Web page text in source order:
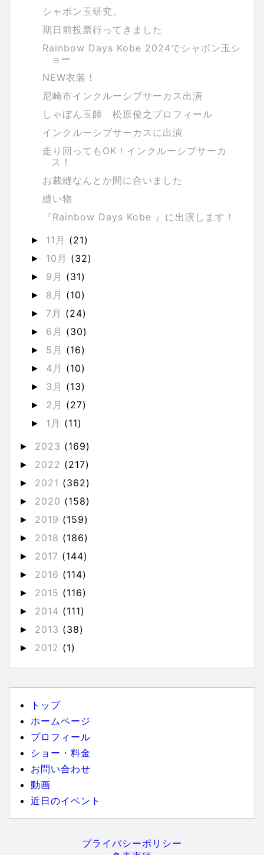
シャボン玉研究。
期日前投票行ってきました
Rainbow Days Kobe 2024でシャボン玉シ
ョー
NEW衣装！
尼崎市インクルーシブサーカス出演
しゃぼん玉師 松原俊之プロフィール
インクルーシブサーカスに出演
走り回ってもOK！インクルーシブサーカ
ス！
お裁縫なんとか間に合いました
縫い物
『Rainbow Days Kobe 』に出演します！
► 11月 (21)
► 10月 (32)
► 9月 (31)
► 8月 (10)
► 7月 (24)
► 6月 (30)
► 5月 (16)
► 4月 (10)
► 3月 (13)
► 2月 (27)
► 1月 (11)
► 2023 (169)
► 2022 (217)
► 2021 (362)
► 2020 (158)
► 2019 (159)
► 2018 (186)
► 2017 (144)
► 2016 (114)
► 2015 (116)
► 2014 (111)
► 2013 (38)
► 2012 (1)
トップ
ホームページ
プロフィール
ショー・料金
お問い合わせ
動画
近日のイベント
プライバシーポリシー